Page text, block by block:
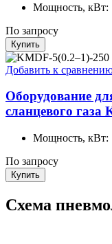
Мощность, кВт:
По запросу
Купить
Добавить к
Оборудование
сланцевого газа
Мощность, кВт:
По запросу
Купить
Схема